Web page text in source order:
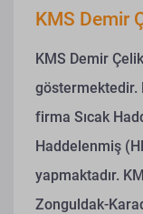
KMS Demir
KMS Demir
göstermektedir.
firma Sıcak
Haddelenmiş
yapmaktadır.
Zonguldak-